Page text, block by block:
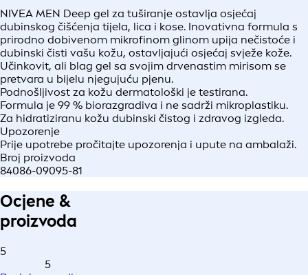
NIVEA MEN Deep gel za tuširanje ostavlja osjećaj
dubinskog čišćenja tijela, lica i kose. Inovativna formula s
prirodno dobivenom mikrofinom glinom upija nečistoće i
dubinski čisti vašu kožu, ostavljajući osjećaj svježe kože.
Učinkovit, ali blag gel sa svojim drvenastim mirisom se
pretvara u bijelu njegujuću pjenu.
Podnošljivost za kožu dermatološki je testirana.
Formula je 99 % biorazgradiva i ne sadrži mikroplastiku.
Za hidratiziranu kožu dubinski čistog i zdravog izgleda.
Upozorenje
Prije upotrebe pročitajte upozorenja i upute na ambalaži.
Broj proizvoda
84086-09095-81
Ocjene &
proizvoda
5
5